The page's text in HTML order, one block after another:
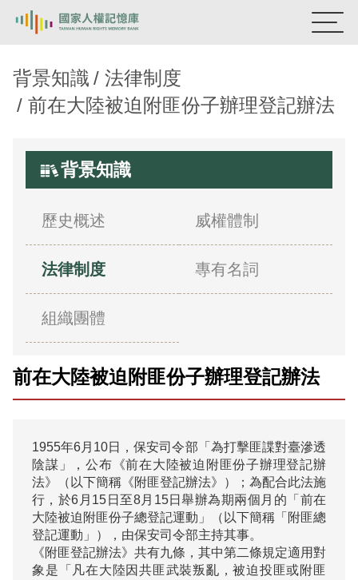
熱門關鍵字：陳孟和 李舜治 鹿窟事件
安康接待室
主題探索
背景知識
意見信箱
背景知識
法律制度
前在大陸被迫附匪份子辦理登記辦法
背景知識
歷史概述 威權體制
法律制度 專有名詞
組織團體
前在大陸被迫附匪份子辦理登記辦法
1955年6月10日，保安司令部「為打擊匪諜對臺滲透
陰謀」，公布《前在大陸被迫附匪份子辦理登記辦
法》（以下簡稱《附匪登記辦法》）；為配合此法施
行，於6月15日至8月15日舉辦為期兩個月的「前在
大陸被迫附匪份子總登記運動」（以下簡稱「附匪總
登記運動」），由保安司令部主持其事。
《附匪登記辦法》共有九條，其中第二條規定適用對
象是「凡在大陸因共匪武裝叛亂，被迫投匪或附匪